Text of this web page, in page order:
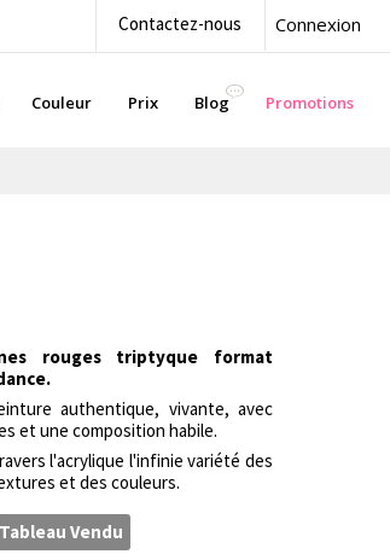
Connexion
Contactez-nous
Couleur Prix Blog Promotions
rouges triptyque format
authentique, vivante, avec
et une composition habile.
l'acrylique l'infinie variété des
et des couleurs.
Tableau Vendu